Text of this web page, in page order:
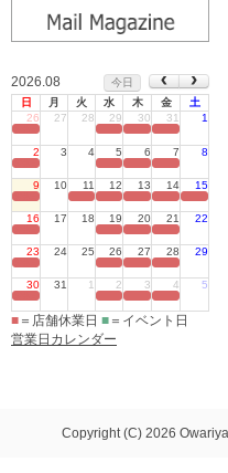
2026.08
今日
日
月 火 水 木 金
土
26
27 28 29 30 31 1
2 3 4 5 6 7 8
9 10 11 12 13 14 15
16 17 18 19 20 21 22
23 24 25 26 27 28 29
30 31 1 2 3 4 5
■ ＝店舗休業日 ■ ＝イベント日
営業日カレンダー
Copyright (C) 2026